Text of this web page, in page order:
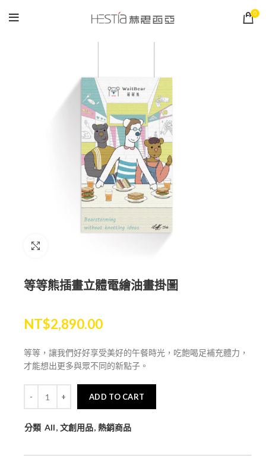
0
等等熊插畫立體電繪油畫掛圖
NT$2,890.00
等等，讓我們好好享受美好的午餐時光，吃飽喝足補充體力，
才能想出更多與眾不同的新點子。
ADD TO CART
分類 All, 文創用品, 熱銷商品